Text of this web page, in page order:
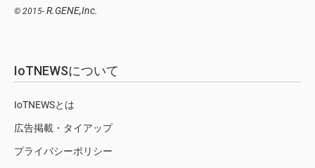
© 2015- R.GENE,Inc.
IoTNEWSについて
IoTNEWSとは
広告掲載・タイアップ
プライバシーポリシー